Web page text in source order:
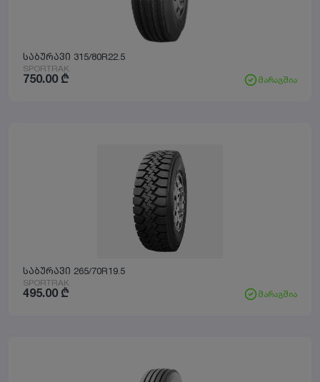
საბურავი 315/80R22.5
SPORTRAK
მარაგშია
750.00 ₾
საბურავი 265/70R19.5
SPORTRAK
მარაგშია
495.00 ₾